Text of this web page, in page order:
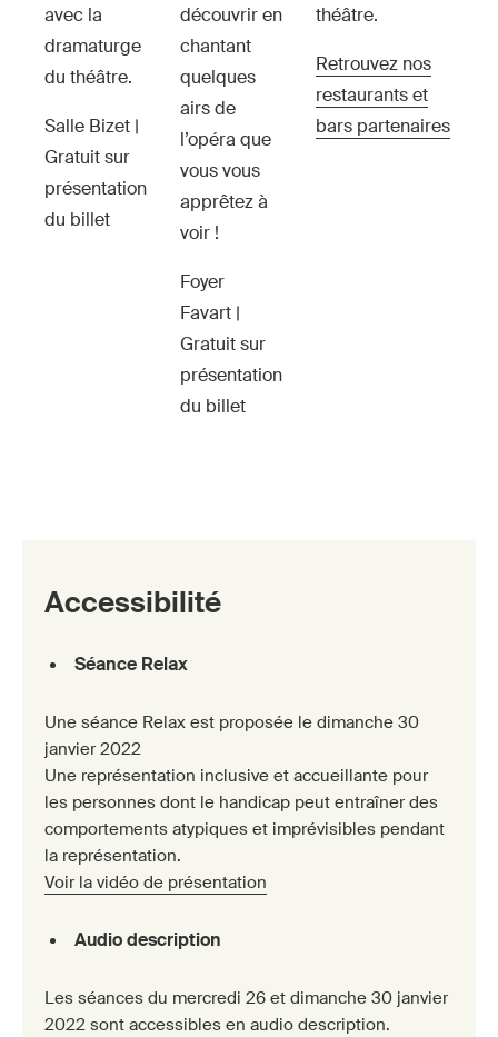
avec la
dramaturge
du théâtre.
Salle Bizet |
Gratuit sur
présentation
du billet
découvrir en
chantant
quelques
airs de
l’opéra que
vous vous
apprêtez à
voir !
Foyer
Favart |
Gratuit sur
présentation
du billet
théâtre.
Retrouvez nos
restaurants et
bars partenaires
Accessibilité
Séance Relax
Une séance Relax est proposée le dimanche 30
janvier 2022
Une représentation inclusive et accueillante pour
les personnes dont le handicap peut entraîner des
comportements atypiques et imprévisibles pendant
la représentation.
Voir la vidéo de présentation
Audio description
Les séances du mercredi 26 et dimanche 30 janvier
2022 sont accessibles en audio description.